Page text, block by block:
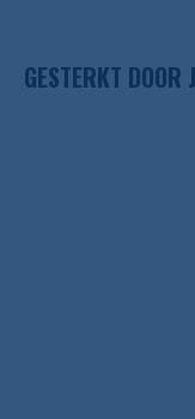
GESTERKT DOOR